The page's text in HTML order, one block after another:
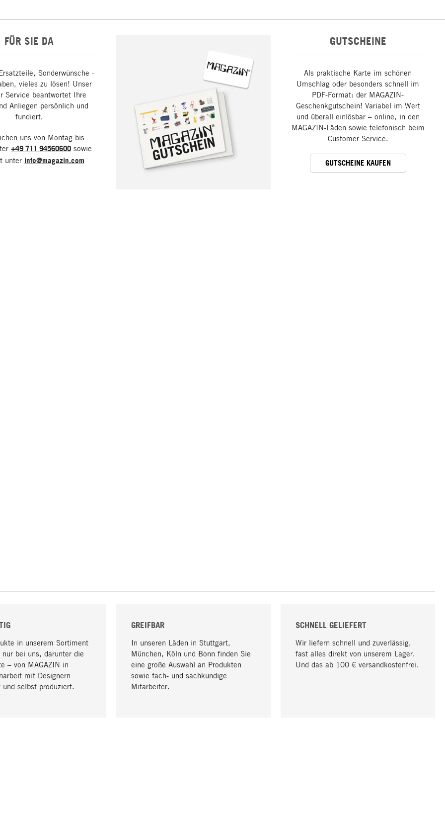
FÜR SIE DA
Sonderwünsche -
vieles zu lösen! Unser
Service beantwortet Ihre
Anliegen persönlich und
fundiert.
uns von Montag bis
+49 711 94560600 sowie
unter info@magazin.com
GUTSCHEINE
Als praktische Karte im schönen
Umschlag oder besonders schnell im
PDF-Format: der MAGAZIN-
Geschenkgutschein! Variabel im Wert
und überall einlösbar – online, in den
MAGAZIN-Läden sowie telefonisch beim
Customer Service.
GUTSCHEINE KAUFEN
in unserem Sortiment
bei uns, darunter die
– von MAGAZIN in
mit Designern
selbst produziert.
GREIFBAR
In unseren Läden in Stuttgart,
München, Köln und Bonn finden Sie
eine große Auswahl an Produkten
sowie fach- und sachkundige
Mitarbeiter.
SCHNELL GELIEFERT
Wir liefern schnell und zuverlässig,
fast alles direkt von unserem Lager.
Und das ab 100 € versandkostenfrei.